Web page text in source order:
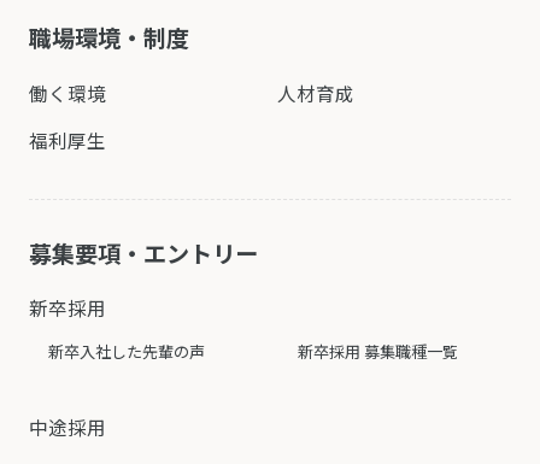
職場環境・制度
働く環境
人材育成
福利厚生
募集要項・エントリー
新卒採用
新卒入社した先輩の声 新卒採用 募集職種一覧
中途採用